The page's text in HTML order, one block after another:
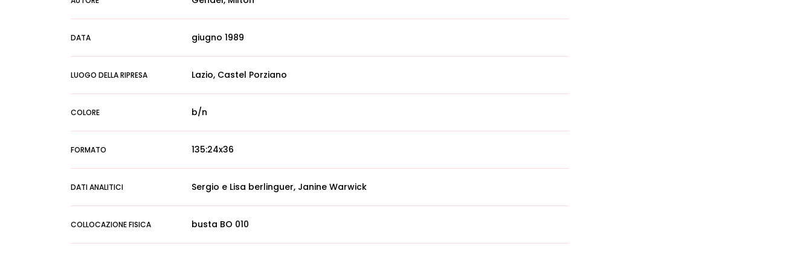
DATA giugno 1989
LUOGO DELLA RIPRESA Lazio, Castel Porziano
COLORE b/n
FORMATO 135:24x36
DATI ANALITICI Sergio e Lisa berlinguer, Janine Warwick
COLLOCAZIONE FISICA busta BO 010